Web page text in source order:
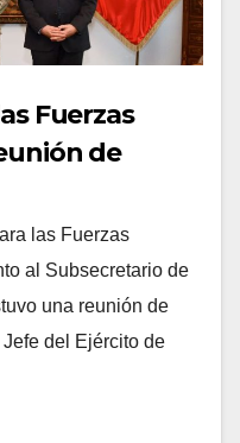
Fuerzas
de
en Jefe
las Fuerzas
al Subsecretario de
una reunión de
del Ejército de